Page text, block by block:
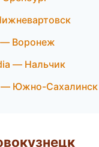
— Воронеж
— Нальчик
— Южно-Сахалинск